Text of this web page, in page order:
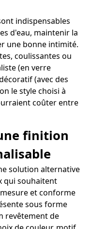
indispensables
d'eau, maintenir la
une bonne intimité.
coulissantes ou
(en verre
(avec des
le style choisi à
coûter entre
finition
solution alternative
qui souhaitent
et conforme
sous forme
revêtement de